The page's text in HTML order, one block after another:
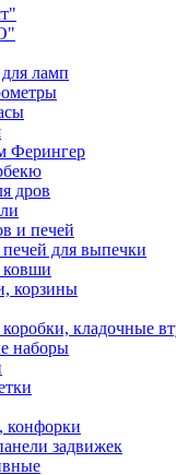
ламп
Ферингер
дров
и печей
для выпечки
ковши
корзины
кладочные
наборы
конфорки
задвижек